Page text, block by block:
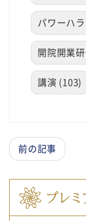
パワーハ
開院開業
講演 (103)
前の記事